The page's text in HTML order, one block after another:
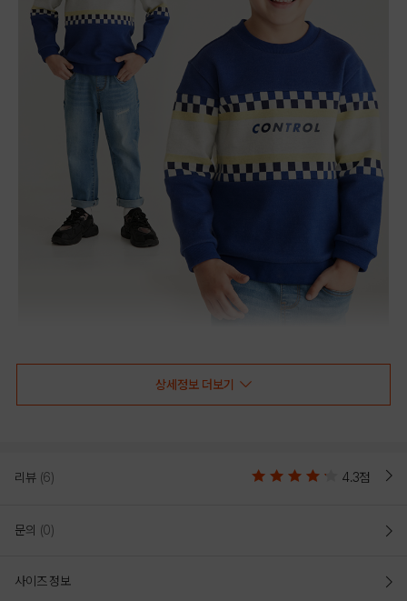
상세정보 더보기
리뷰 (6) 4.3점
문의 (0)
사이즈 정보